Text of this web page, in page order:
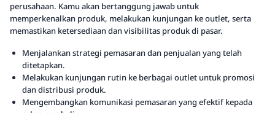
perusahaan. Kamu akan bertanggung jawab untuk
memperkenalkan produk, melakukan kunjungan ke outlet, serta
memastikan ketersediaan dan visibilitas produk di pasar.
Menjalankan strategi pemasaran dan penjualan yang telah
ditetapkan.
Melakukan kunjungan rutin ke berbagai outlet untuk promosi
dan distribusi produk.
Mengembangkan komunikasi pemasaran yang efektif kepada